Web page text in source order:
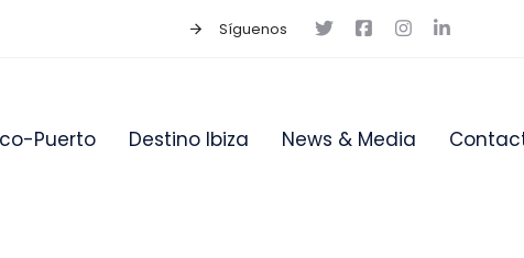
Síguenos
Puerto Destino Ibiza News & Media